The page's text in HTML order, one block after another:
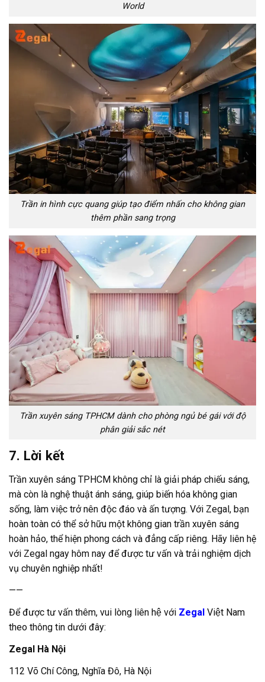
World
Trần in hình cực quang giúp tạo điểm nhấn cho không gian
thêm phần sang trọng
Trần xuyên sáng TPHCM dành cho phòng ngủ bé gái với độ
phân giải sắc nét
7. Lời kết
Trần xuyên sáng TPHCM không chỉ là giải pháp chiếu sáng,
mà còn là nghệ thuật ánh sáng, giúp biến hóa không gian
sống, làm việc trở nên độc đáo và ấn tượng. Với Zegal, bạn
hoàn toàn có thể sở hữu một không gian trần xuyên sáng
hoàn hảo, thể hiện phong cách và đẳng cấp riêng. Hãy liên hệ
với Zegal ngay hôm nay để được tư vấn và trải nghiệm dịch
vụ chuyên nghiệp nhất!
——
Để được tư vấn thêm, vui lòng liên hệ với Zegal Việt Nam
theo thông tin dưới đây:
Zegal Hà Nội
112 Võ Chí Công, Nghĩa Đô, Hà Nội